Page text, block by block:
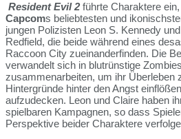
Resident Evil 2führte Charaktere
Capcoms beliebtesten und
jungen Polizisten Leon S. Kennedy
Redfield, die beide während eines
Raccoon City zueinanderfinden. Die
verwandelt sich in blutrünstige
zusammenarbeiten, um ihr Überleben
Hintergründe hinter den Angst
aufzudecken. Leon und Claire haben
spielbaren Kampagnen, so dass
Perspektive beider Charaktere